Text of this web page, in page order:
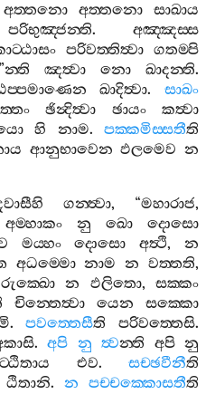
අත‍්තනො අත‍්තනො
සාඛාය
පරිභුඤ‍්ජන‍්ති.අඤ‍්ඤස‍්ස
පරිවත‍්තිත්‍වා ගතම‍්පි
න‍්ති ඤත්‍වා නො ඛාදන‍්ති.
ඛාදිත්‍වා. සාඛං
ඡින්‍දිත්‍වා ඡායං
කත්‍වා
හි නාම.පක‍්කමිස‍්සතීති
ආනුභාවෙන ඵලමෙව න
ගන‍්ත්‍වා, “මහාරාජ,
අම‍්හාකං නු ඛො
දොසො
මය‍්හං දොසො අත්‍ථි,න
අධම‍්මො නාම න වත‍්තති,
රුක‍්ඛො න ඵලිතො,සක‍්කං
චින‍්තෙත්‍වා යෙන
සක‍්කො
.පවත‍්තෙසීති පරිවත‍්තෙසි.
.අපි නු ත්‍වන‍්ති අපි නු
එව. සච‍්ඡවීනීති
ඨිතානි. න පච‍්චක‍්කොසතීති